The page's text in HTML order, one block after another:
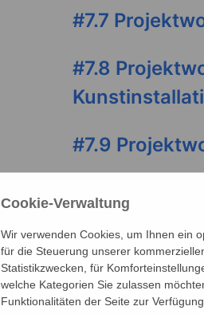
#7.7
#7.8
#7.9
#7.10
#7.11
Parlaments
Cookie-Verwaltung
Wir verwenden Cookies, um Ihnen ein
für die Steuerung unserer
Statistikzwecken, für
welche Kategorien Sie zulassen
Funktionalitäten der Seite zur Verfügung